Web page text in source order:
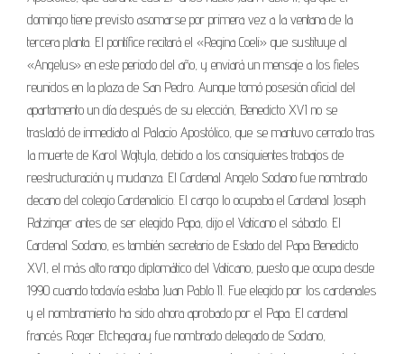
domingo tiene previsto asomarse por primera vez a la ventana de la
tercera planta. El pontífice recitará el «Regina Coeli» que sustituye al
«Angelus» en este periodo del año, y enviará un mensaje a los fieles
reunidos en la plaza de San Pedro. Aunque tomó posesión oficial del
apartamento un día después de su elección, Benedicto XVI no se
trasladó de inmediato al Palacio Apostólico, que se mantuvo cerrado tras
la muerte de Karol Wojtyla, debido a los consiguientes trabajos de
reestructuración y mudanza. El Cardenal Angelo Sodano fue nombrado
decano del colegio Cardenalicio. El cargo lo ocupaba el Cardenal Joseph
Ratzinger antes de ser elegido Papa, dijo el Vaticano el sábado. El
Cardenal Sodano, es también secretario de Estado del Papa Benedicto
XVI, el más alto rango diplomático del Vaticano, puesto que ocupa desde
1990 cuando todavía estaba Juan Pablo II. Fue elegido por los cardenales
y el nombramiento ha sido ahora aprobado por el Papa. El cardenal
francés Roger Etchegaray fue nombrado delegado de Sodano,